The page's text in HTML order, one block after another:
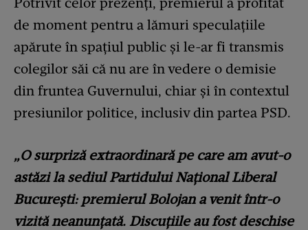
de moment pentru a lămuri speculațiile
apărute în spațiul public și le-ar fi transmis
colegilor săi că nu are în vedere o demisie
din fruntea Guvernului, chiar și în contextul
presiunilor politice, inclusiv din partea PSD.
„O surpriză extraordinară pe care am avut-o
astăzi la sediul Partidului Național Liberal
București: premierul Bolojan a venit într-o
vizită neanunțată. Discuțiile au fost deschise